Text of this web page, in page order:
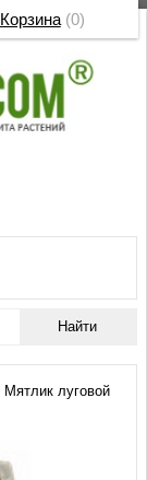
Мятлик луговой
Корзина(0)